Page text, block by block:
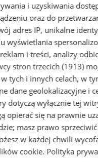
zakazu.
w Zabrzu
i uzyskiwania
oraz do
adres IP, unikalne
wyświetlania
i treści, analizy
stron trzecich (1913)
tych i innych celach, w
dane geolokalizacyjne i
dotyczą wyłącznie tej
opierać się na prawnie
masz prawo
w każdej chwili
cookie. Polityka